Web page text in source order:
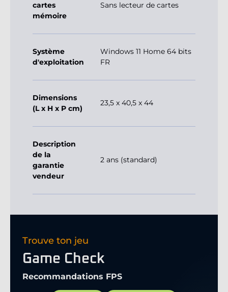
cartes
mémoire
Sans lecteur de cartes
Système
d'exploitation
Windows 11 Home 64 bits
FR
Dimensions
(L x H x P cm)
23,5 x 40,5 x 44
Description
de la
garantie
vendeur
2 ans (standard)
Trouve ton jeu
Game Check
Recommandations FPS